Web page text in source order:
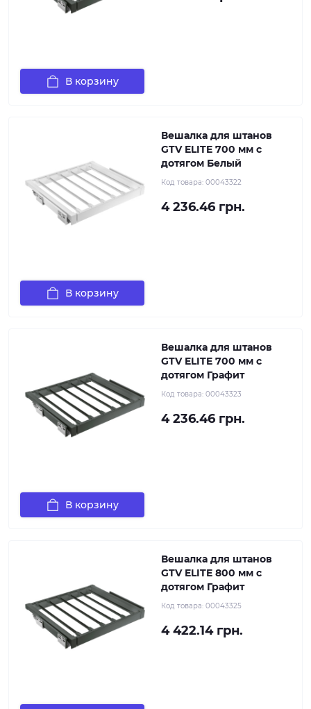
В корзину
Вешалка для штанов
GTV ELITE 700 мм с
дотягом Белый
Код товара: 00043322
4 236.46 грн.
В корзину
Вешалка для штанов
GTV ELITE 700 мм с
дотягом Графит
Код товара: 00043323
4 236.46 грн.
В корзину
Вешалка для штанов
GTV ELITE 800 мм с
дотягом Графит
Код товара: 00043325
4 422.14 грн.